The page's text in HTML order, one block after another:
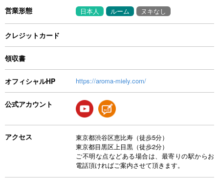
営業形態 日本人 ルーム ヌキなし
クレジットカード
領収書
オフィシャルHP https://aroma-miely.com/
公式アカウント
アクセス
東京都渋谷区恵比寿（徒歩5分）
東京都目黒区上目黒（徒歩2分）
ご不明な点などある場合は、最寄りの駅からお
電話頂ければご案内させて頂きます。